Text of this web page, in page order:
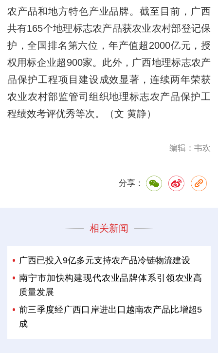
农产品和地方特色产业品牌。截至目前，广西
共有165个地理标志农产品获农业农村部登记保
护，全国排名第六位，年产值超2000亿元，授
权用标企业超900家。此外，广西地理标志农产
品保护工程项目建设成效显著，连续两年荣获
农业农村部监管司组织地理标志农产品保护工
程绩效考评优秀等次。（文 黄静）
编辑：韦欢
分享：
相关新闻
广西已投入9亿多元支持农产品冷链物流建设
南宁市加快构建现代农业品牌体系引领农业高
质量发展
前三季度经广西口岸进出口越南农产品比增超5
成